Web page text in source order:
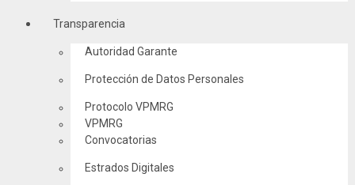
Transparencia
Autoridad Garante
Protección de Datos Personales
Protocolo VPMRG
VPMRG
Convocatorias
Estrados Digitales